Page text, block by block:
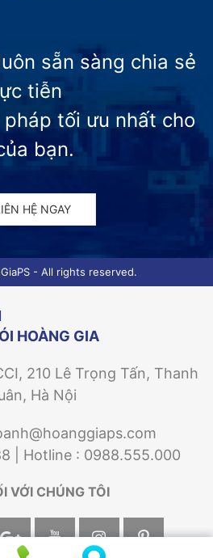
sẵn sàng chia sẻ
tiễn
tối ưu nhất cho
bạn.
HỆ NGAY
- All rights reserved.
HOÀNG GIA
210 Lê Trọng Tấn, Thanh
Hà Nội
| Hotline : 0988.555.000
VỚI CHÚNG TÔI